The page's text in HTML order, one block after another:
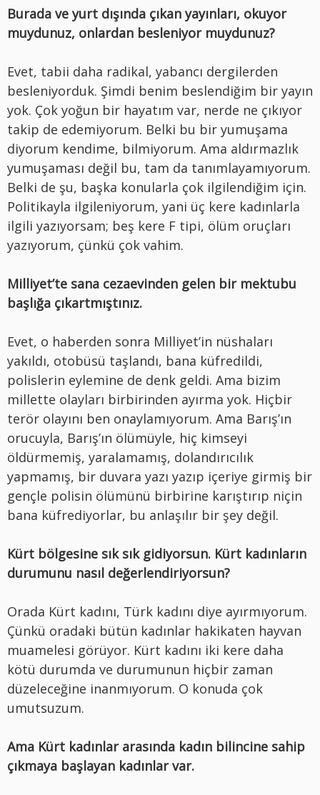
Burada ve yurt dışında çıkan yayınları, okuyor
muydunuz, onlardan besleniyor muydunuz?
Evet, tabii daha radikal, yabancı dergilerden
besleniyorduk. Şimdi benim beslendiğim bir yayın
yok. Çok yoğun bir hayatım var, nerde ne çıkıyor
takip de edemiyorum. Belki bu bir yumuşama
diyorum kendime, bilmiyorum. Ama aldırmazlık
yumuşaması değil bu, tam da tanımlayamıyorum.
Belki de şu, başka konularla çok ilgilendiğim için.
Politikayla ilgileniyorum, yani üç kere kadınlarla
ilgili yazıyorsam; beş kere F tipi, ölüm oruçları
yazıyorum, çünkü çok vahim.
Milliyet’te sana cezaevinden gelen bir mektubu
başlığa çıkartmıştınız.
Evet, o haberden sonra Milliyet’in nüshaları
yakıldı, otobüsü taşlandı, bana küfredildi,
polislerin eylemine de denk geldi. Ama bizim
millette olayları birbirinden ayırma yok. Hiçbir
terör olayını ben onaylamıyorum. Ama Barış’ın
orucuyla, Barış’ın ölümüyle, hiç kimseyi
öldürmemiş, yaralamamış, dolandırıcılık
yapmamış, bir duvara yazı yazıp içeriye girmiş bir
gençle polisin ölümünü birbirine karıştırıp niçin
bana küfrediyorlar, bu anlaşılır bir şey değil.
Kürt bölgesine sık sık gidiyorsun. Kürt kadınların
durumunu nasıl değerlendiriyorsun?
Orada Kürt kadını, Türk kadını diye ayırmıyorum.
Çünkü oradaki bütün kadınlar hakikaten hayvan
muamelesi görüyor. Kürt kadını iki kere daha
kötü durumda ve durumunun hiçbir zaman
düzeleceğine inanmıyorum. O konuda çok
umutsuzum.
Ama Kürt kadınlar arasında kadın bilincine sahip
çıkmaya başlayan kadınlar var.